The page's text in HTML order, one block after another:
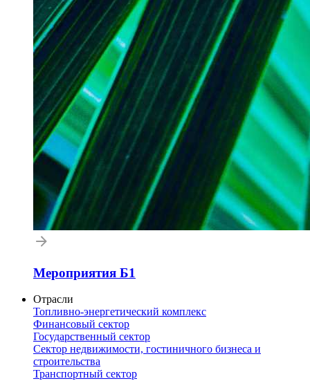
Мероприятия Б1
Отрасли
Топливно-энергетический комплекс
Финансовый сектор
Государственный сектор
Сектор недвижимости, гостиничного бизнеса и
строительства
Транспортный сектор